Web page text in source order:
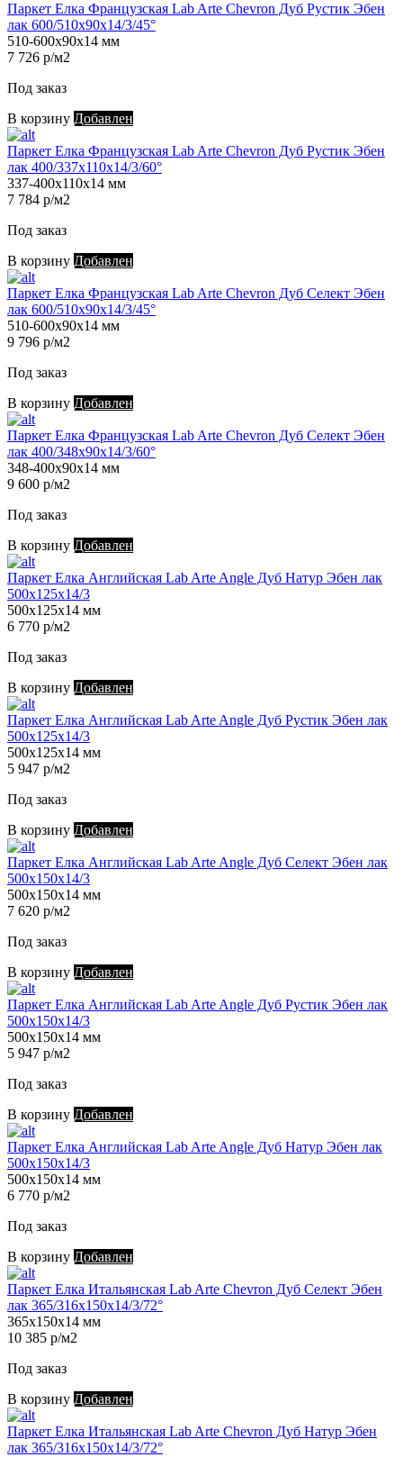
Паркет Елка Французская Lab Arte Chevron Дуб Рустик Эбен
лак 600/510х90х14/3/45°
510-600х90х14 мм
7 726 р/м2
Под заказ
В корзину Добавлен
Паркет Елка Французская Lab Arte Chevron Дуб Рустик Эбен
лак 400/337х110х14/3/60°
337-400х110х14 мм
7 784 р/м2
Под заказ
В корзину Добавлен
Паркет Елка Французская Lab Arte Chevron Дуб Селект Эбен
лак 600/510х90х14/3/45°
510-600х90х14 мм
9 796 р/м2
Под заказ
В корзину Добавлен
Паркет Елка Французская Lab Arte Chevron Дуб Селект Эбен
лак 400/348х90х14/3/60°
348-400х90х14 мм
9 600 р/м2
Под заказ
В корзину Добавлен
Паркет Елка Английская Lab Arte Angle Дуб Натур Эбен лак
500х125х14/3
500х125х14 мм
6 770 р/м2
Под заказ
В корзину Добавлен
Паркет Елка Английская Lab Arte Angle Дуб Рустик Эбен лак
500х125х14/3
500х125х14 мм
5 947 р/м2
Под заказ
В корзину Добавлен
Паркет Елка Английская Lab Arte Angle Дуб Селект Эбен лак
500х150х14/3
500х150х14 мм
7 620 р/м2
Под заказ
В корзину Добавлен
Паркет Елка Английская Lab Arte Angle Дуб Рустик Эбен лак
500х150х14/3
500х150х14 мм
5 947 р/м2
Под заказ
В корзину Добавлен
Паркет Елка Английская Lab Arte Angle Дуб Натур Эбен лак
500х150х14/3
500х150х14 мм
6 770 р/м2
Под заказ
В корзину Добавлен
Паркет Елка Итальянская Lab Arte Chevron Дуб Селект Эбен
лак 365/316х150х14/3/72°
365х150х14 мм
10 385 р/м2
Под заказ
В корзину Добавлен
Паркет Елка Итальянская Lab Arte Chevron Дуб Натур Эбен
лак 365/316х150х14/3/72°